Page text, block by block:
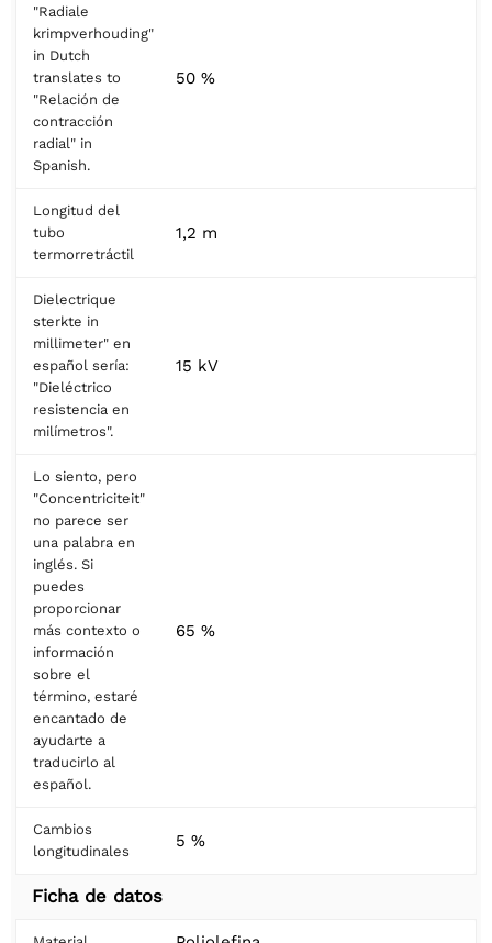
"Radiale
krimpverhouding"
in Dutch
translates to
"Relación de
contracción
radial" in
Spanish.
50 %
Longitud del
tubo
termorretráctil
1,2 m
Dielectrique
sterkte in
millimeter" en
español sería:
"Dieléctrico
resistencia en
milímetros".
15 kV
Lo siento, pero
"Concentriciteit"
no parece ser
una palabra en
inglés. Si
puedes
proporcionar
más contexto o
información
sobre el
término, estaré
encantado de
ayudarte a
traducirlo al
español.
65 %
Cambios
longitudinales
5 %
Ficha de datos